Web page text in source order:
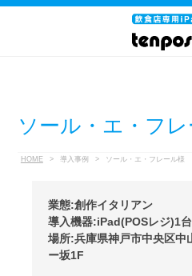
ソール・エ・フ
HOME > 導入事例 > ソール・エ・フレール様
業態:創作イタリアン
導入機器:iPad(POSレジ
場所:兵庫県神戸市中央区中
ー坂1F